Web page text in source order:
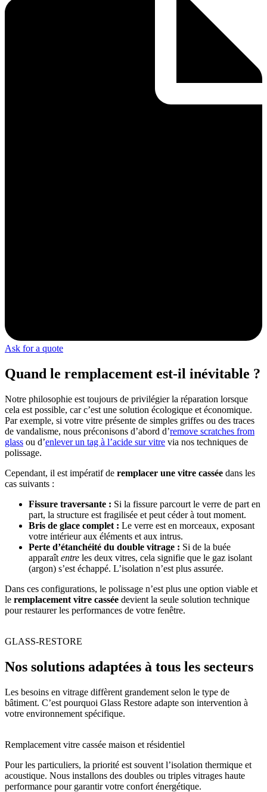
Ask for a quote
Quand le remplacement est-il inévitable ?
Notre philosophie est toujours de privilégier la réparation lorsque
cela est possible, car c’est une solution écologique et économique.
Par exemple, si votre vitre présente de simples griffes ou des traces
de vandalisme, nous préconisons d’abord d’remove scratches from
glass ou d’enlever un tag à l’acide sur vitre via nos techniques de
polissage.
Cependant, il est impératif de remplacer une vitre cassée dans les
cas suivants :
Fissure traversante : Si la fissure parcourt le verre de part en
part, la structure est fragilisée et peut céder à tout moment.
Bris de glace complet : Le verre est en morceaux, exposant
votre intérieur aux éléments et aux intrus.
Perte d’étanchéité du double vitrage : Si de la buée
apparaît entre les deux vitres, cela signifie que le gaz isolant
(argon) s’est échappé. L’isolation n’est plus assurée.
Dans ces configurations, le polissage n’est plus une option viable et
le remplacement vitre cassée devient la seule solution technique
pour restaurer les performances de votre fenêtre.
GLASS-RESTORE
Nos solutions adaptées à tous les secteurs
Les besoins en vitrage diffèrent grandement selon le type de
bâtiment. C’est pourquoi Glass Restore adapte son intervention à
votre environnement spécifique.
Remplacement vitre cassée maison et résidentiel
Pour les particuliers, la priorité est souvent l’isolation thermique et
acoustique. Nous installons des doubles ou triples vitrages haute
performance pour garantir votre confort énergétique.